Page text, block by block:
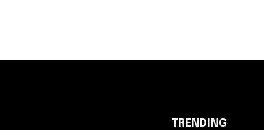
TRENDING